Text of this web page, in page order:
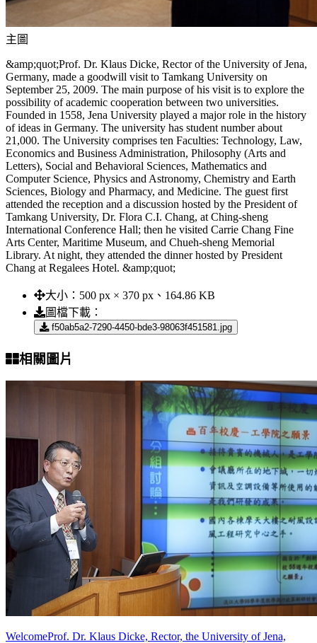
主圖
&amp;quot;Prof. Dr. Klaus Dicke, Rector of the University of Jena,
Germany, made a goodwill visit to Tamkang University on
September 25, 2009. The main purpose of his visit is to explore the
possibility of academic cooperation between two universities.
Founded in 1558, Jena University played a major role in the history
of ideas in Germany. The university has student number about
21,000. The University comprises ten Faculties: Technology, Law,
Economics and Business Administration, Philosophy (Arts and
Letters), Social and Behavioral Sciences, Mathematics and
Computer Science, Physics and Astronomy, Chemistry and Earth
Sciences, Biology and Pharmacy, and Medicine. The guest first
attended the reception and a discussion hosted by the President of
Tamkang University, Dr. Flora C.I. Chang, at Ching-sheng
International Conference Hall; then he visited Carrie Chang Fine
Arts Center, Maritime Museum, and Chueh-sheng Memorial
Library. At night, they attended the dinner hosted by President
Chang at Regalees Hotel. &amp;quot;
大小： 500 px × 370 px、164.86 KB
圖檔下載：
f50ab5a2-7290-4450-bde3-98063f451581.jpg
相關圖片
WelcomeProf. Dr. Klaus Dicke, Rector, the University of Jena,